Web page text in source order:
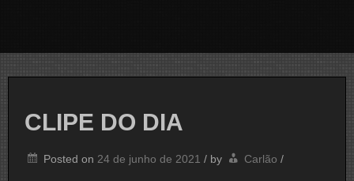
CLIPE DO DIA
Posted on 24 de junho de 2021 / by Carlão /